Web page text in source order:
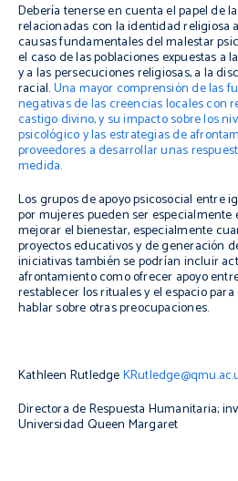
Debería tenerse en cuenta el papel de
relacionadas con la identidad religiosa
causas fundamentales del malestar
el caso de las poblaciones expuestas a
y a las persecuciones religiosas, a la
racial.Una mayor comprensión de las
negativas de las creencias locales con
castigo divino, y su impacto sobre los
psicológico y las estrategias de
proveedores a desarrollar unas
medida.
Los grupos de apoyo psicosocial entre
por mujeres pueden ser especialmente
mejorar el bienestar, especialmente
proyectos educativos y de generación
iniciativas también se podrían incluir
afrontamiento como ofrecer apoyo
restablecer los rituales y el espacio
hablar sobre otras preocupaciones.
Kathleen Rutledge
Directora de Respuesta Humanitaria;
Universidad Queen Margaret